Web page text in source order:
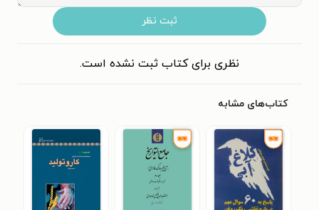
ثبت نظر
نظری برای کتاب ثبت نشده است.
کتاب‌های مشابه